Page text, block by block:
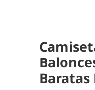
Baratas